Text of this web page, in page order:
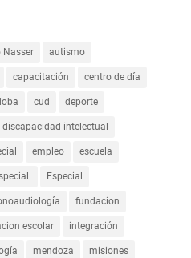
Nasser autismo
capacitación centro de día
cud deporte
discapacidad intelectual
empleo escuela
Especial
fundacion
escolar integración
mendoza misiones